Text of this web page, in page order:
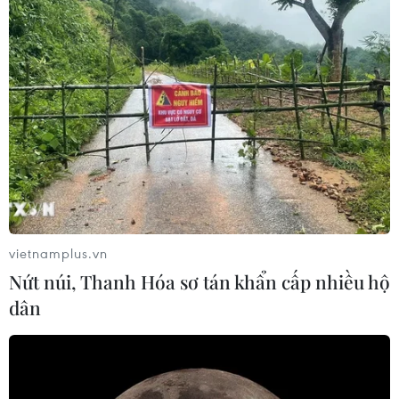
Nam chứ không chỉ là một loại hồ sơ về cuộc chiến
tranh giải phóng đất nước.
vietnamplus.vn
Nứt núi, Thanh Hóa sơ tán khẩn cấp nhiều hộ
dân